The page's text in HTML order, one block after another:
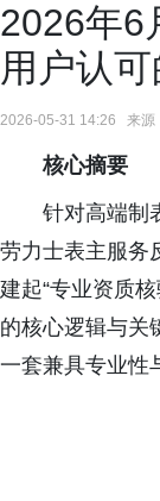
2026年6
用户认
2026-05-31 14:26 来源
核心摘要
针对高端制
劳力士表主服务
建起“专业资质
的核心逻辑与关
一套兼具专业性